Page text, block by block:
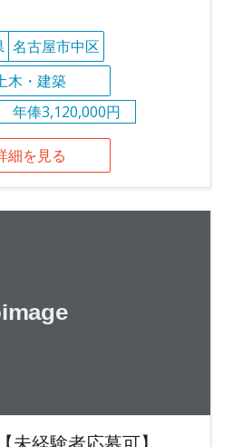
名古屋市中区
木・建築
年俸3,120,000円
細を見る